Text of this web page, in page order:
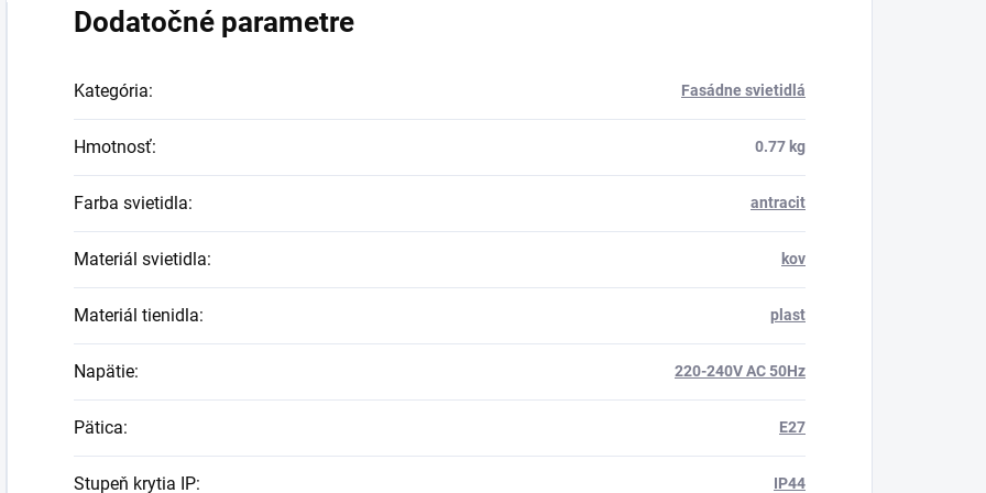
Dodatočné parametre
Kategória: Fasádne svietidlá
Hmotnosť: 0.77 kg
Farba svietidla: antracit
Materiál svietidla: kov
Materiál tienidla: plast
Napätie: 220-240V AC 50Hz
Pätica: E27
Stupeň krytia IP: IP44